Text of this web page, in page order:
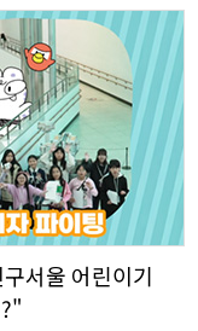
서울 어린이기